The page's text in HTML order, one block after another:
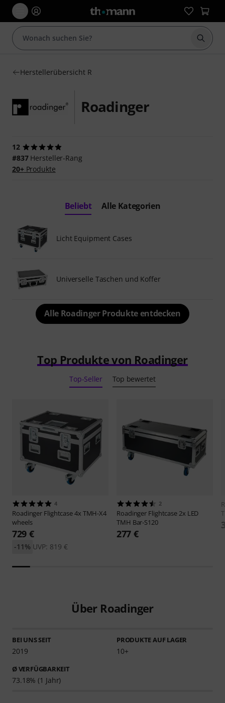
Suche
Herstellerübersicht R
Roadinger
12
#837Hersteller-Rang
20+Produkte
Beliebt Alle Kategorien
Licht Equipment Cases
Universelle Taschen und Koffer
Alle Roadinger Produkte entdecken
Top Produkte von Roadinger
Top-Seller Top bewertet
4
Roadinger Flightcase 4x TMH-X4
wheels
729 €
UVP: 819 €
-11%
2
Roadinger Flightcase 2x LED
TMH Bar-S120
277 €
Über Roadinger
BEI UNS SEIT
2019
PRODUKTE AUF LAGER
10+
Ø VERFÜGBARKEIT
73.18% (1 Jahr)